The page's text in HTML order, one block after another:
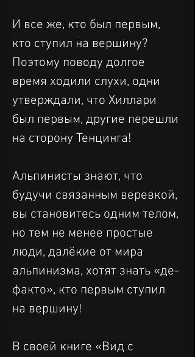
И все же, кто был первым,
кто ступил на вершину?
Поэтому поводу долгое
время ходили слухи, одни
утверждали, что Хиллари
был первым, другие перешли
на сторону Тенцинга!
Альпинисты знают, что
будучи связанным веревкой,
вы становитесь одним телом,
но тем не менее простые
люди, далёкие от мира
альпинизма, хотят знать «де-
факто», кто первым ступил
на вершину!
В своей книге «Вид с